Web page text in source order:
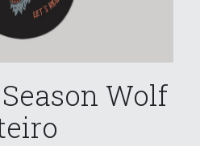
Wolf